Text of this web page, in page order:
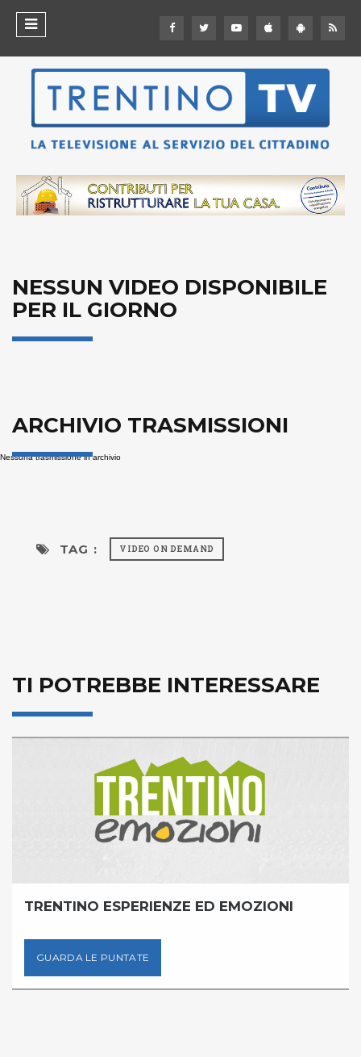
NESSUN VIDEO DISPONIBILE
PER IL GIORNO
ARCHIVIO TRASMISSIONI
Nessuna trasmissione in archivio
TAG : VIDEO ON DEMAND
TI POTREBBE INTERESSARE
TRENTINO ESPERIENZE ED EMOZIONI
GUARDA LE PUNTATE